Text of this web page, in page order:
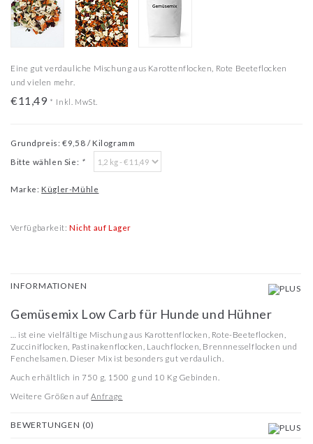
Eine gut verdauliche Mischung aus Karottenflocken, Rote Beeteflocken
und vielen mehr.
€11,49 * Inkl. MwSt.
Grundpreis: €9,58 / Kilogramm
Bitte wählen Sie: *
Marke: Kügler-Mühle
Verfügbarkeit: Nicht auf Lager
INFORMATIONEN
Gemüsemix Low Carb für Hunde und Hühner
… ist eine vielfältige Mischung aus Karottenflocken, Rote-Beeteflocken,
Zucciniflocken, Pastinakenflocken, Lauchflocken, Brennnesselflocken und
Fenchelsamen. Dieser Mix ist besonders gut verdaulich.
Auch erhältlich in 750 g, 1500 g und 10 Kg Gebinden.
Weitere Größen aufAnfrage
BEWERTUNGEN (0)